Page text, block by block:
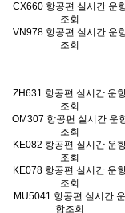
CX660 항공편 실시간 운
조회
VN978 항공편 실시간 운
조회
ZH631 항공편 실시간 운
조회
OM307 항공편 실시간 운
조회
KE082 항공편 실시간 운
조회
KE078 항공편 실시간 운
조회
MU5041 항공편 실시간 운
항조회